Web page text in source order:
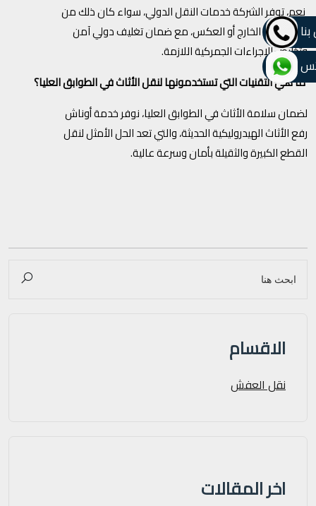
نعم، توفر الشركة خدمات النقل الدولي، سواء كان ذلك من
الكويت إلى الخارج أو العكس، مع ضمان تغليف دولي آمن
وتخليص الإجراءات الجمركية اللازمة.
ما هي التقنيات التي تستخدمونها لنقل الأثاث في الطوابق العليا؟
لضمان سلامة الأثاث في الطوابق العليا، نوفر خدمة أوناش
رفع الأثاث الهيدروليكية الحديثة، والتي تعد الحل الأمثل لنقل
القطع الكبيرة والثقيلة بأمان وسرعة عالية.
الاقسام
نقل العفش
اخر المقالات